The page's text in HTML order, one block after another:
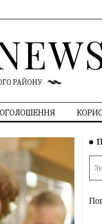
РАЙОНУ
ОГОЛОШЕННЯ